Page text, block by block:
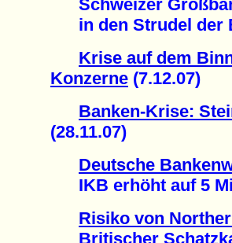
Schweizer
in den Strudel der
Krise auf dem
Konzerne (7.12.07)
Banken-Krise:
(28.11.07)
Deutsche
IKB erhöht auf 5
Risiko von
Britischer